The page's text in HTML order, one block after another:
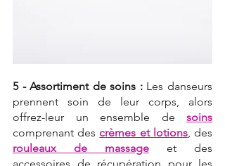
5 - Assortiment de soins : Les danseurs
prennent soin de leur corps, alors
offrez-leur un ensemble de soins
comprenant des crèmes et lotions
rouleaux de massage et des